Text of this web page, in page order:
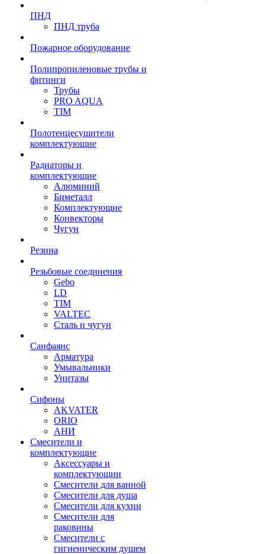
ПНД
ПНД труба
Пожарное оборудование
Полипропиленовые трубы и
фитинги
Трубы
PRO AQUA
TIM
Полотенцесушители
комплектующие
Радиаторы и
комплектующие
Алюминий
Биметалл
Комплектующие
Конвекторы
Чугун
Резина
Резьбовые соединения
Gebo
LD
TIM
VALTEC
Сталь и чугун
Санфаянс
Арматура
Умывальники
Унитазы
Сифоны
AKVATER
ORIO
АНИ
Смесители и
комплектующие
Аксессуары и
комплектующии
Смесители для ванной
Смесители для душа
Смесители для кухни
Смесители для
раковины
Смесители с
гигиеническим душем